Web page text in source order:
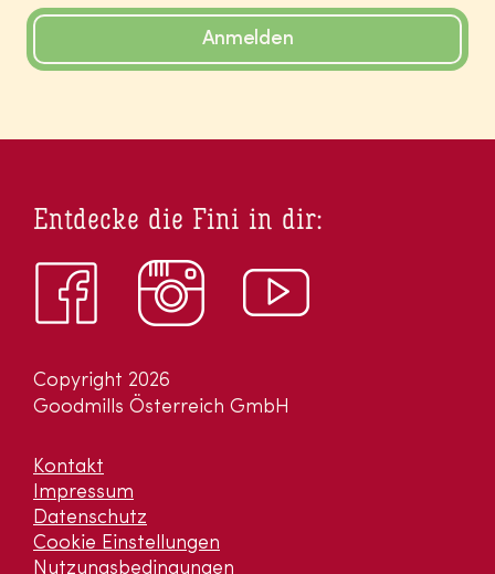
Anmelden
Copyright 2026
Goodmills Österreich GmbH
Kontakt
Impressum
Datenschutz
Cookie Einstellungen
Nutzungsbedingungen
Entdecke die Fini in dir: